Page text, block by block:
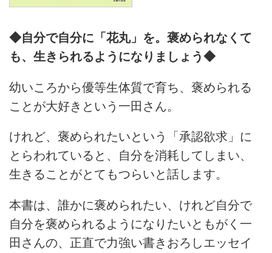
◆自分で自分に「花丸」を。褒められなくて
も、生きられるようになりましょう◆
幼いころから優等生体質で育ち、褒められる
ことが大好きという一田さん。
けれど、褒められたいという「承認欲求」に
とらわれていると、自分を消耗してしまい、
生きることがとてもつらいと話します。
本書は、誰かに褒められたい、けれど自分で
自分を褒められるようになりたいともがく一
田さんの、正直で力強い書きおろしエッセイ